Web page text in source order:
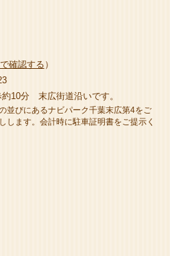
確認する）
10分 末広街道沿いです。
並びにあるナビパーク千葉末広第4をご
します。会計時に駐車証明書をご提示く